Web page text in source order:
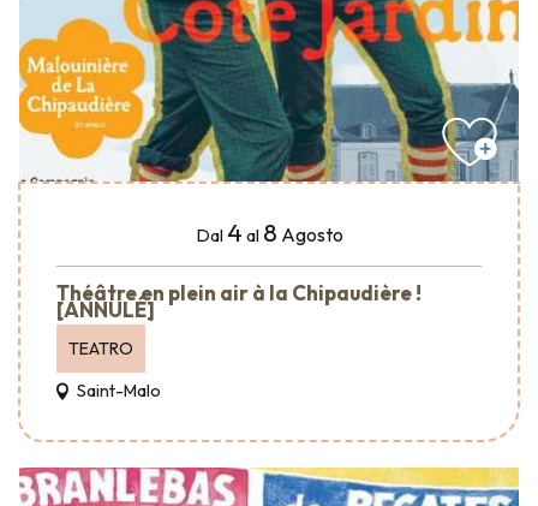
Dal4 al 8 Agosto
Théâtre en plein air à la Chipaudière !
[ANNULÉ]
TEATRO
Saint-Malo